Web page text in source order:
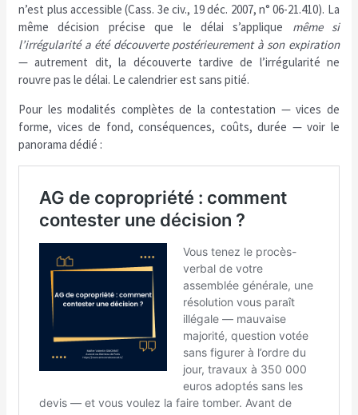
n’est plus accessible (Cass. 3e civ., 19 déc. 2007, n° 06-21.410). La
même décision précise que le délai s’applique même si
l’irrégularité a été découverte postérieurement à son expiration
— autrement dit, la découverte tardive de l’irrégularité ne
rouvre pas le délai. Le calendrier est sans pitié.
Pour les modalités complètes de la contestation — vices de
forme, vices de fond, conséquences, coûts, durée — voir le
panorama dédié :